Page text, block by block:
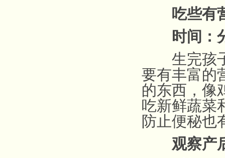
吃些有
时间：
生完孩子
要有丰富的
的东西，像
吃新鲜蔬菜
防止便秘也
观察产